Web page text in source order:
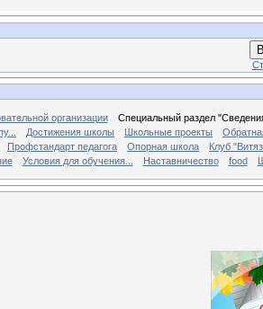
организации
Специальный раздел
Достижения школы Школьные проекты
Профстандарт педагога Опорная школа
Клуб
Условия для обучения... Наставничество food